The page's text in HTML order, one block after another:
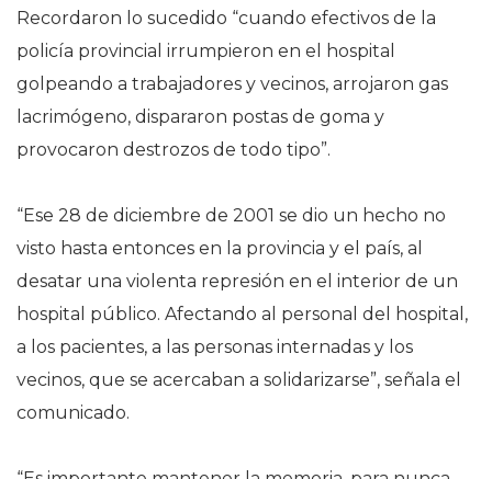
Recordaron lo sucedido “cuando efectivos de la
policía provincial irrumpieron en el hospital
golpeando a trabajadores y vecinos, arrojaron gas
lacrimógeno, dispararon postas de goma y
provocaron destrozos de todo tipo”.
“Ese 28 de diciembre de 2001 se dio un hecho no
visto hasta entonces en la provincia y el país, al
desatar una violenta represión en el interior de un
hospital público. Afectando al personal del hospital,
a los pacientes, a las personas internadas y los
vecinos, que se acercaban a solidarizarse”, señala el
comunicado.